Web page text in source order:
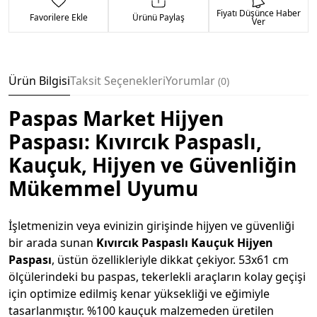
Favorilere Ekle Ürünü Paylaş Fiyatı Düşünce Haber
Ver
Ürün BilgisiTaksit SeçenekleriYorumlar 0
Paspas Market Hijyen
Paspası: Kıvırcık Paspaslı,
Kauçuk, Hijyen ve Güvenliğin
Mükemmel Uyumu
İşletmenizin veya evinizin girişinde hijyen ve güvenliği
bir arada sunan Kıvırcık Paspaslı Kauçuk Hijyen
Paspası, üstün özellikleriyle dikkat çekiyor. 53x61 cm
ölçülerindeki bu paspas, tekerlekli araçların kolay geçişi
için optimize edilmiş kenar yüksekliği ve eğimiyle
tasarlanmıştır. %100 kauçuk malzemeden üretilen